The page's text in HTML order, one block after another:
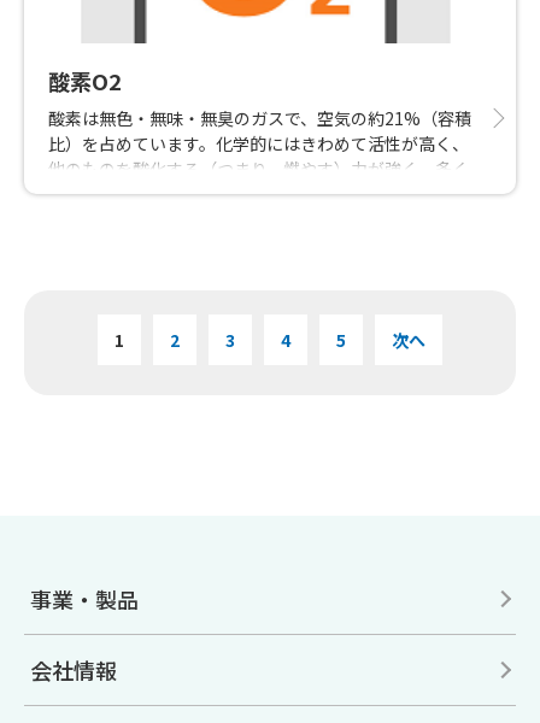
酸素O2
酸素は無色・無味・無臭のガスで、空気の約21%（容積
比）を占めています。化学的にはきわめて活性が高く、
他のものを酸化する（つまり、燃やす）力が強く、多く
の元素と化合します。また、呼吸により生物の生命維持
ど、広範な分野で使われています。
1 2 3 4 5 次へ
事業・製品
会社情報